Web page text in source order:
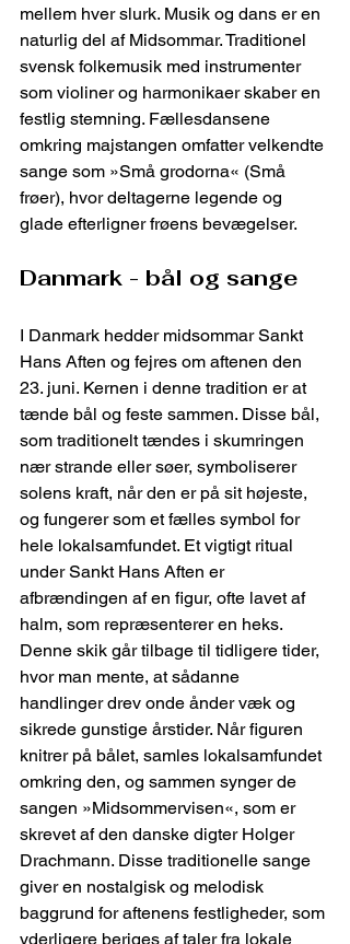
mellem hver slurk. Musik og dans er en
naturlig del af Midsommar. Traditionel
svensk folkemusik med instrumenter
som violiner og harmonikaer skaber en
festlig stemning. Fællesdansene
omkring majstangen omfatter velkendte
sange som »Små grodorna« (Små
frøer), hvor deltagerne legende og
glade efterligner frøens bevægelser.
Danmark - bål og sange
I Danmark hedder midsommar Sankt
Hans Aften og fejres om aftenen den
23. juni. Kernen i denne tradition er at
tænde bål og feste sammen. Disse bål,
som traditionelt tændes i skumringen
nær strande eller søer, symboliserer
solens kraft, når den er på sit højeste,
og fungerer som et fælles symbol for
hele lokalsamfundet. Et vigtigt ritual
under Sankt Hans Aften er
afbrændingen af en figur, ofte lavet af
halm, som repræsenterer en heks.
Denne skik går tilbage til tidligere tider,
hvor man mente, at sådanne
handlinger drev onde ånder væk og
sikrede gunstige årstider. Når figuren
knitrer på bålet, samles lokalsamfundet
omkring den, og sammen synger de
sangen »Midsommervisen«, som er
skrevet af den danske digter Holger
Drachmann. Disse traditionelle sange
giver en nostalgisk og melodisk
baggrund for aftenens festligheder, som
yderligere beriges af taler fra lokale